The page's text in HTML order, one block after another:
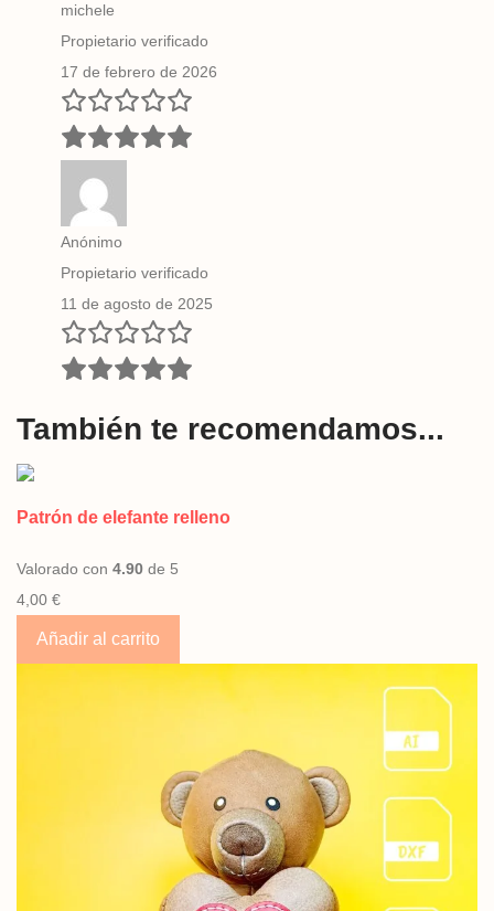
michele
Propietario verificado
17 de febrero de 2026
Anónimo
Propietario verificado
11 de agosto de 2025
También te recomendamos...
Patrón de elefante relleno
Valorado con 4.90 de 5
4,00 €
Añadir al carrito